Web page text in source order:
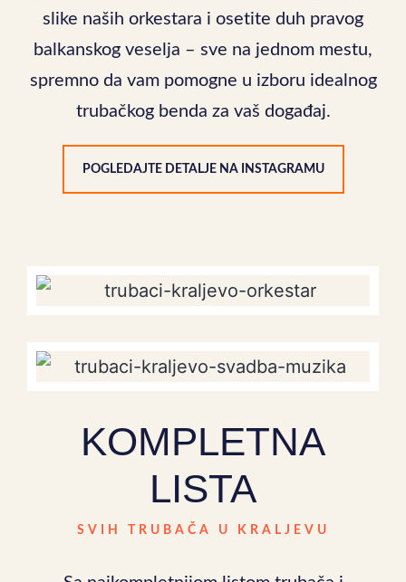
slike naših orkestara i osetite duh pravog
balkanskog veselja – sve na jednom mestu,
spremno da vam pomogne u izboru idealnog
trubačkog benda za vaš događaj.
POGLEDAJTE DETALJE NA INSTAGRAMU
KOMPLETNA
LISTA
SVIH TRUBAČA U KRALJEVU